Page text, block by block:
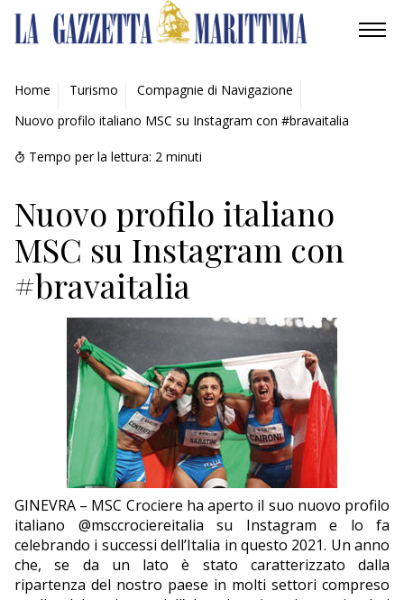
AMBIENTE
MOBILITÀ
INDUSTRIA
RICERCA
ECONOMIA
TURISMO
CULTURA
NAUTICA
EDITORIALI
Home Turismo
Compagnie di Navigazione
Nuovo profilo italiano MSC su Instagram con #bravaitalia
Tempo per la lettura: 2 minuti
Nuovo profilo italiano
MSC su Instagram con
#bravaitalia
GINEVRA – MSC Crociere ha aperto il suo nuovo profilo
italiano @msccrociereitalia su Instagram e lo fa
celebrando i successi dell’Italia in questo 2021. Un anno
che, se da un lato è stato caratterizzato dalla
ripartenza del nostro paese in molti settori compreso